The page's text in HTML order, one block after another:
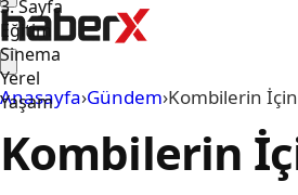
3. Sayfa
Eğitim
Sinema
Yerel
Yaşam
Anasayfa›Gündem›Kombilerin
Kombilerin